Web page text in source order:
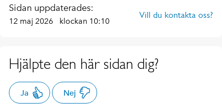
Sidan uppdaterades:
12 maj 2026 klockan 10:10
Vill du kontakta oss?
Hjälpte den här sidan dig?
Ja Nej